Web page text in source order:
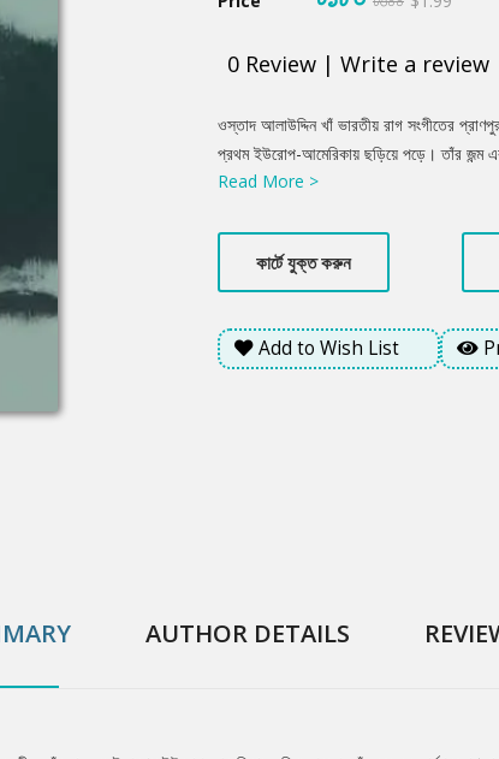
0 Review | Write a review
Product
Summery
ওস্তাদ আলাউদ্দিন খাঁ ভারতীয় রাগ সংগীতের
প্রথম ইউরোপ-আমেরিকায় ছড়িয়ে পড়ে। তাঁর জন্ম এবং
নবীনগর উপজেলার শিবপুর গ্রামের অধিবাসী। দীর্ঘ
এবং অসংখ্য রাগ-রাগিণীর স্রষ্টাও তিনি। তিনি তাঁর
রাষ্ট্রীয় সম্মান ‘পদ্মভূষণ’ এবং ‘পদ্মবিভূষণ’ খেতাব
প্রয়াস।
Read More >
কার্টে যুক্ত করুন
Add to Wish List
AUTHOR DETAILS